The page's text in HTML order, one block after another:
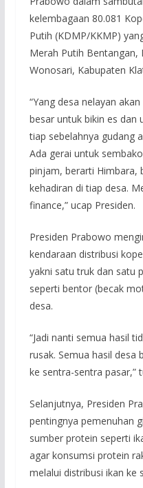
kelembagaan 80.081
Putih (KDMP/KKMP)
Merah Putih Bentangan,
Wonosari, Kabupaten
“Yang desa nelayan
besar untuk bikin es dan
tiap sebelahnya gudang
Ada gerai untuk
pinjam, berarti Himbara,
kehadiran di tiap desa.
finance,” ucap Presiden.
Presiden Prabowo
kendaraan distribusi
yakni satu truk dan satu
seperti bentor (becak
desa.
“Jadi nanti semua hasil
rusak. Semua hasil desa
ke sentra-sentra pasar,”
Selanjutnya, Presiden
pentingnya pemenuhan
sumber protein seperti
agar konsumsi protein
melalui distribusi ikan ke